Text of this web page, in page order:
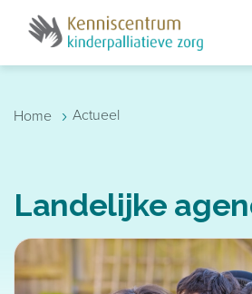
Skip to main content
Home › Actueel
Landelijke